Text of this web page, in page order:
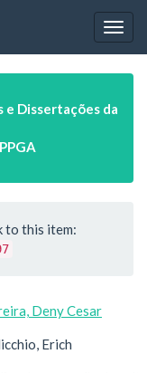
e Dissertações da
to this item:
Deny Cesar
Erich